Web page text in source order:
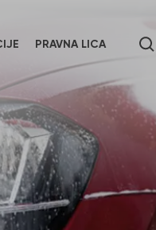
PRAVNA LICA